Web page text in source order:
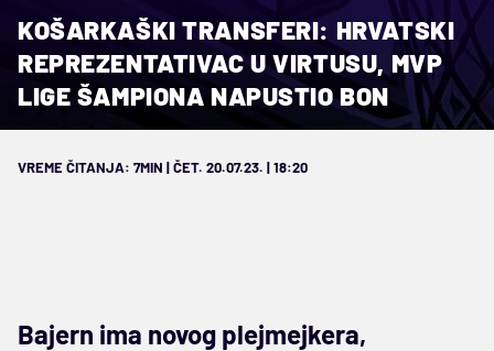
KOŠARKAŠKI TRANSFERI: HRVATSKI
REPREZENTATIVAC U VIRTUSU, MVP
LIGE ŠAMPIONA NAPUSTIO BON
VREME ČITANJA: 7MIN | ČET. 20.07.23. | 18:20
Bajern ima novog plejmejkera,